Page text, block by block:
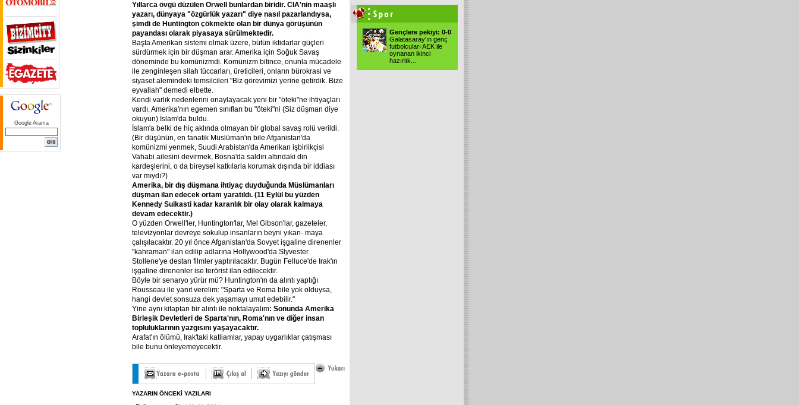
Google Arama
Yıllarca övgü düzülen Orwell bunlardan biridir. CIA'nin maaşlı
yazarı, dünyaya "özgürlük yazarı" diye nasıl pazarlandıysa,
şimdi de Huntington çökmekte olan bir dünya görüşünün
payandası olarak piyasaya sürülmektedir.
Başta Amerikan sistemi olmak üzere, bütün iktidarlar güçleri
sürdürmek için bir düşman arar. Amerika için Soğuk Savaş
döneminde bu komünizmdi. Komünizm bitince, onunla mücadele
ile zenginleşen silah tüccarları, üreticileri, onların bürokrasi ve
siyaset alemindeki temsilcileri "Biz görevimizi yerine getirdik. Bize
eyvallah" demedi elbette.
Kendi varlık nedenlerini onaylayacak yeni bir "öteki"ne ihtiyaçları
vardı. Amerika'nın egemen sınıfları bu "öteki"ni (Siz düşman diye
okuyun) İslam'da buldu.
İslam'a belki de hiç aklında olmayan bir global savaş rolü verildi.
(Bir düşünün, en fanatik Müslüman'ın bile Afganistan'da
komünizmi yenmek, Suudi Arabistan'da Amerikan işbirlikçisi
Vahabi ailesini devirmek, Bosna'da saldırı altındaki din
kardeşlerini, o da bireysel katkılarla korumak dışında bir iddiası
var mıydı?)
Amerika, bir dış düşmana ihtiyaç duyduğunda Müslümanları
düşman ilan edecek ortam yaratıldı. (11 Eylül bu yüzden
Kennedy Suikasti kadar karanlık bir olay olarak kalmaya
devam edecektir.)
O yüzden Orwell'ler, Huntington'lar, Mel Gibson'lar, gazeteler,
televizyonlar devreye sokulup insanların beyni yıkan- maya
çalışılacaktır. 20 yıl önce Afganistan'da Sovyet işgaline direnenler
"kahraman" ilan edilip adlarına Hollywood'da Slyvester
Stollene'ye destan filmler yaptırılacaktır. Bugün Felluce'de Irak'ın
işgaline direnenler ise terörist ilan edilecektir.
Böyle bir senaryo yürür mü? Huntington'ın da alıntı yaptığı
Rousseau ile yanıt verelim: "Sparta ve Roma bile yok olduysa,
hangi devlet sonsuza dek yaşamayı umut edebilir."
Yine aynı kitaptan bir alıntı ile noktalayalım: Sonunda Amerika
Birleşik Devletleri de Sparta'nın, Roma'nın ve diğer insan
topluluklarının yazgısını yaşayacaktır.
Arafat'ın ölümü, Irak'taki katliamlar, yapay uygarlıklar çatışması
bile bunu önleyemeyecektir.
YAZARIN ÖNCEKİ YAZILARI
Gençlere pekiyi: 0-0
Galatasaray'ın genç
futbolcuları AEK ile
oynanan ikinci
hazırlık